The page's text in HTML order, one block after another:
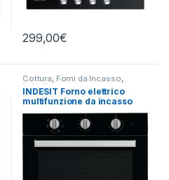
299,00€
Cottura, Forni da Incasso,
Indesit
INDESIT Forno elettrico
multifunzione da incasso
IFW 6530 BL